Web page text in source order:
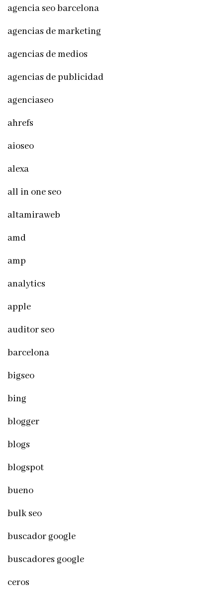
agencia seo barcelona
agencias de marketing
agencias de medios
agencias de publicidad
agenciaseo
ahrefs
aioseo
alexa
all in one seo
altamiraweb
amd
amp
analytics
apple
auditor seo
barcelona
bigseo
bing
blogger
blogs
blogspot
bueno
bulk seo
buscador google
buscadores google
ceros